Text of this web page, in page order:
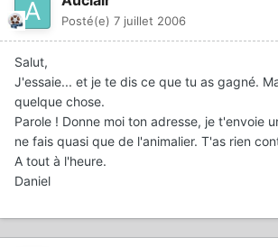
Posté(e) 7 juillet 2006
Salut,
J'essaie... et je te dis ce que tu as gagné.
quelque chose.
Parole ! Donne moi ton adresse, je t'envoie
ne fais quasi que de l'animalier. T'as rien
A tout à l'heure.
Daniel